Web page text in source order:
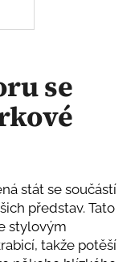
se
stát se součástí
představ. Tato
stylovým
takže potěší